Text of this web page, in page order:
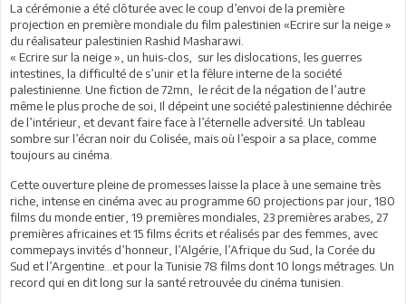
La cérémonie a été clôturée avec le coup d’envoi de la première
projection en première mondiale du film palestinien «Ecrire sur la neige »
du réalisateur palestinien Rashid Masharawi.
« Ecrire sur la neige », un huis-clos, sur les dislocations, les guerres
intestines, la difficulté de s’unir et la fêlure interne de la société
palestinienne. Une fiction de 72mn, le récit de la négation de l’autre
même le plus proche de soi, Il dépeint une société palestinienne déchirée
de l’intérieur, et devant faire face à l’éternelle adversité. Un tableau
sombre sur l’écran noir du Colisée, mais où l’espoir a sa place, comme
toujours au cinéma.
Cette ouverture pleine de promesses laisse la place à une semaine très
riche, intense en cinéma avec au programme 60 projections par jour, 180
films du monde entier, 19 premières mondiales, 23 premières arabes, 27
premières africaines et 15 films écrits et réalisés par des femmes, avec
commepays invités d’honneur, l’Algérie, l’Afrique du Sud, la Corée du
Sud et l’Argentine...et pour la Tunisie 78 films dont 10 longs métrages. Un
record qui en dit long sur la santé retrouvée du cinéma tunisien.